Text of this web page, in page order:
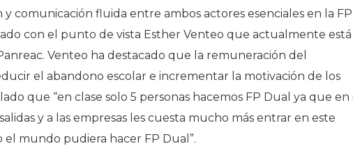
comunicación fluida entre ambos actores esenciales en la FP
con el punto de vista Esther Venteo que actualmente está
Venteo ha destacado que la remuneración del
el abandono escolar e incrementar la motivación de los
que “en clase solo 5 personas hacemos FP Dual ya que en
y a las empresas les cuesta mucho más entrar en este
mundo pudiera hacer FP Dual”.